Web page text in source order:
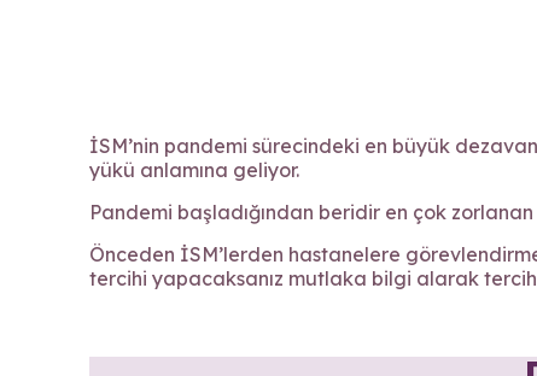
İSM’nin pandemi sürecindeki en büyük
yükü anlamına geliyor.
Pandemi başladığından beridir en çok
Önceden İSM’lerden hastanelere
tercihi yapacaksanız mutlaka bilgi alarak tercih